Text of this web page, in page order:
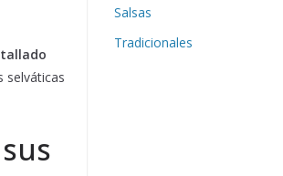
selváticas
Salsas
Tradicionales